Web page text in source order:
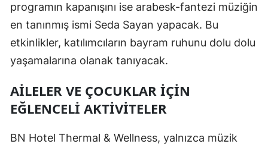
programın kapanışını ise arabesk-fantezi müziğin
en tanınmış ismi Seda Sayan yapacak. Bu
etkinlikler, katılımcıların bayram ruhunu dolu dolu
yaşamalarına olanak tanıyacak.
AILELER VE ÇOCUKLAR İÇIN
EĞLENCELI AKTIVITELER
BN Hotel Thermal & Wellness, yalnızca müzik